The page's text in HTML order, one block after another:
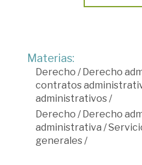
Materias:
Derecho / Derecho
contratos
administrativos/
Derecho / Derecho
administrativa /
generales/